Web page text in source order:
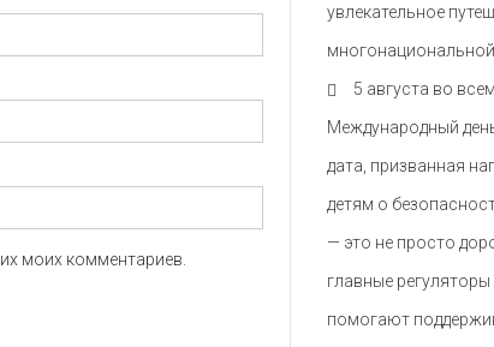
моих комментариев.
увлекательное
5 августа во
Международный
дата, призванная
детям о
— это не просто
главные
помогают